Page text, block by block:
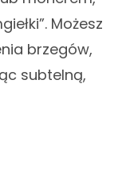
Możesz
brzegów,
subtelną,